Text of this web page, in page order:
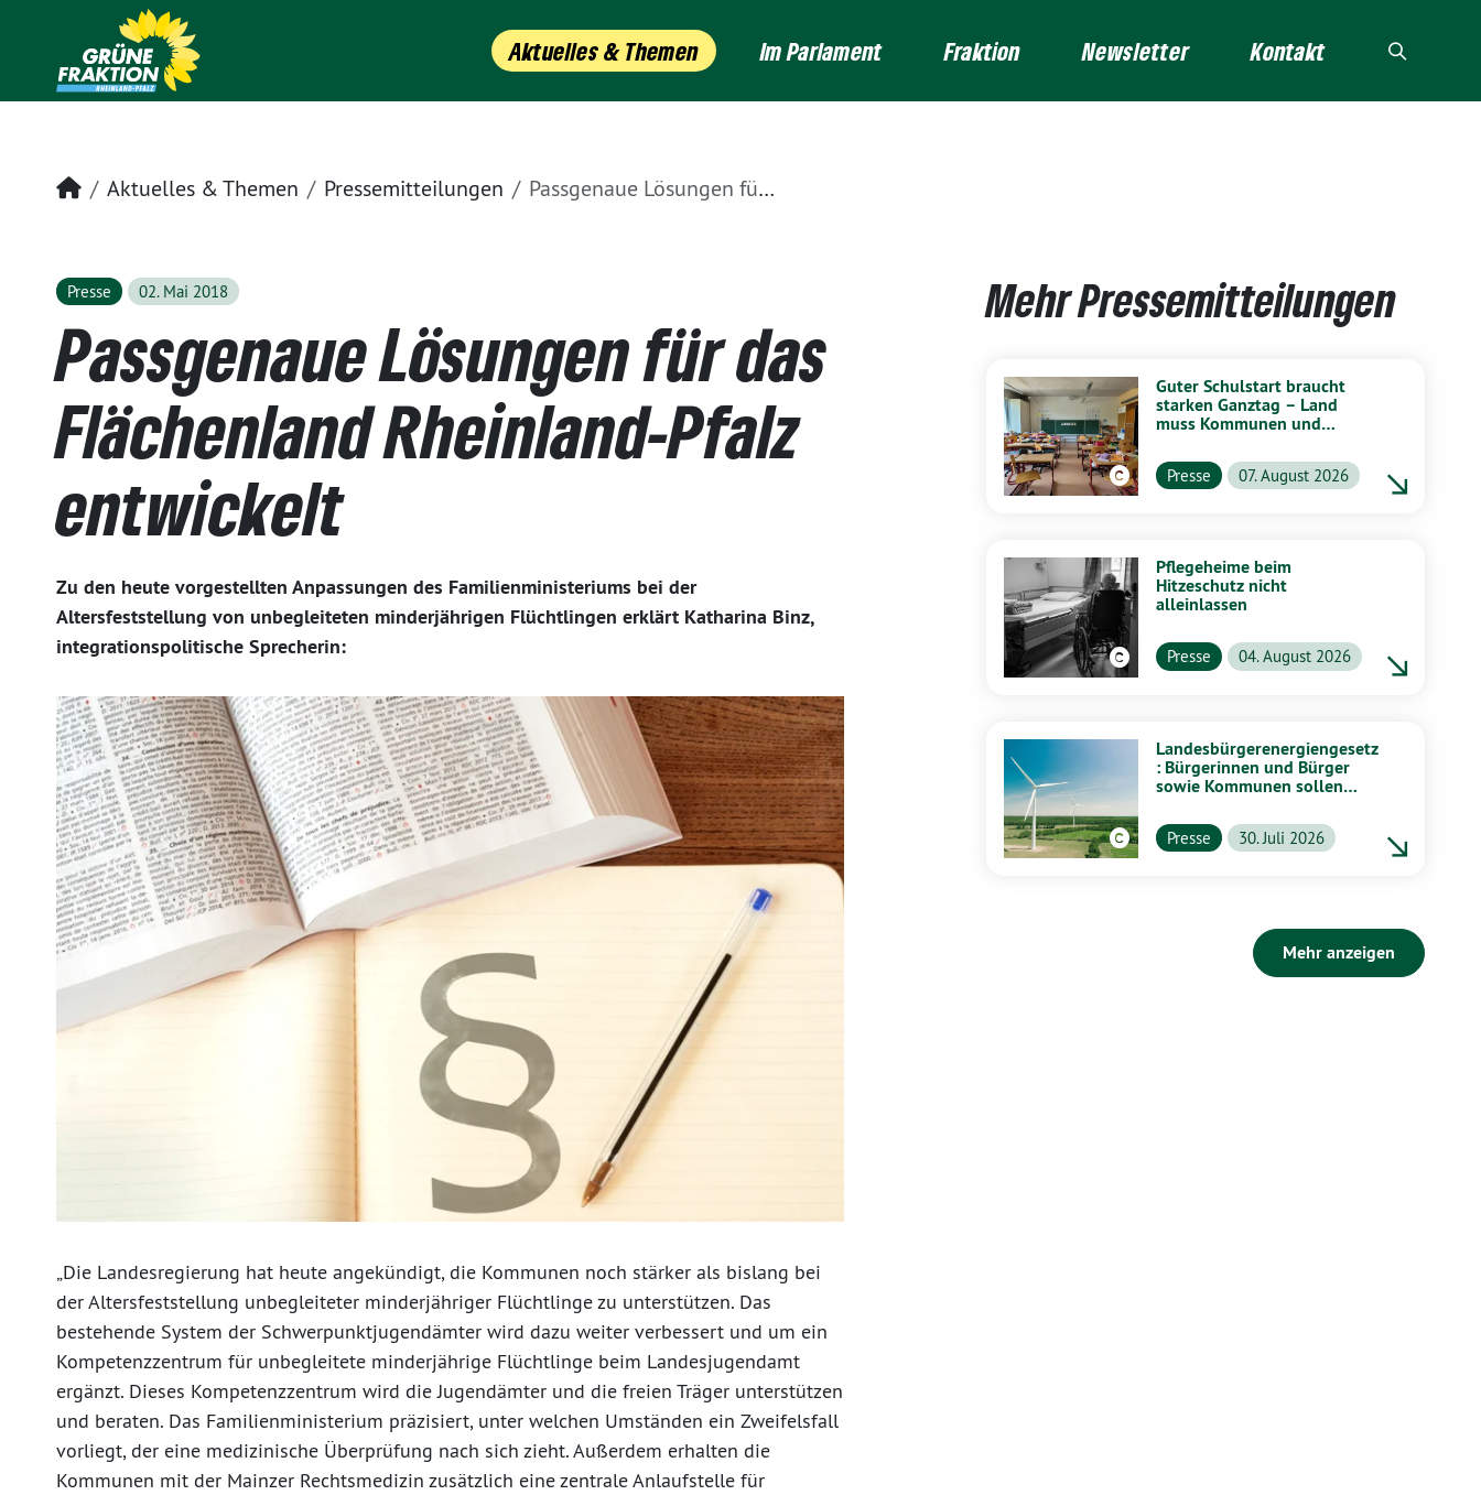
Aktuelles & Themen Im Parlament Fraktion Newsletter Kontakt
Startseite
Aktuelles & Themen Pressemitteilungen Passgenaue Lösungen für das Flächenland Rheinland-Pfalz entwickelt
Presse 02. Mai 2018
Passgenaue Lösungen für das
Flächenland Rheinland-Pfalz
entwickelt
Zu den heute vorgestellten Anpassungen des Familienministeriums bei der
Altersfeststellung von unbegleiteten minderjährigen Flüchtlingen erklärt Katharina Binz,
integrationspolitische Sprecherin:
„Die Landesregierung hat heute angekündigt, die Kommunen noch stärker als bislang bei
der Altersfeststellung unbegleiteter minderjähriger Flüchtlinge zu unterstützen. Das
bestehende System der Schwerpunktjugendämter wird dazu weiter verbessert und um ein
Kompetenzzentrum für unbegleitete minderjährige Flüchtlinge beim Landesjugendamt
ergänzt. Dieses Kompetenzzentrum wird die Jugendämter und die freien Träger unterstützen
und beraten. Das Familienministerium präzisiert, unter welchen Umständen ein Zweifelsfall
vorliegt, der eine medizinische Überprüfung nach sich zieht. Außerdem erhalten die
Kommunen mit der Mainzer Rechtsmedizin zusätzlich eine zentrale Anlaufstelle für
Mehr Pressemitteilungen
Guter Schulstart braucht
starken Ganztag – Land
muss Kommunen und
Presse 07. August 2026
Pflegeheime beim
Hitzeschutz nicht
alleinlassen
Presse 04. August 2026
Landesbürgerenergiengesetz
: Bürgerinnen und Bürger
sowie Kommunen sollen
profitieren
Presse 30. Juli 2026
Mehr anzeigen